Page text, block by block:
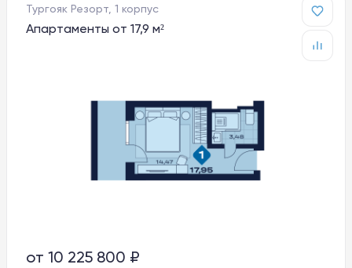
Тургояк Резорт, 1 корпус
Апартаменты от 17,9 м²
от 10 225 800 ₽